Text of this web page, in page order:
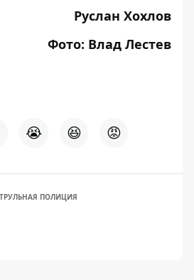
Руслан Хохлов
Фото: Влад Лестев
😭 😆 😡
ПОЛИЦИЯ